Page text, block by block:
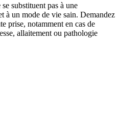
substituent pas à une
à un mode de vie sain. Demandez
prise, notamment en cas de
allaitement ou pathologie